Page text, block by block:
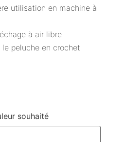
utilisation en machine à
à air libre
le peluche en crochet
souhaité